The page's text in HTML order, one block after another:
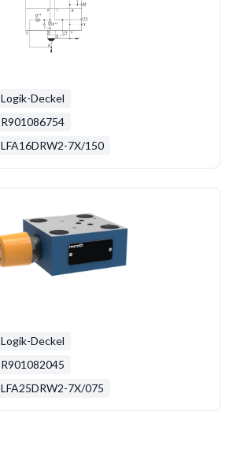
Logik-Deckel
R901086754
LFA16DRW2-7X/150
Logik-Deckel
R901082045
LFA25DRW2-7X/075